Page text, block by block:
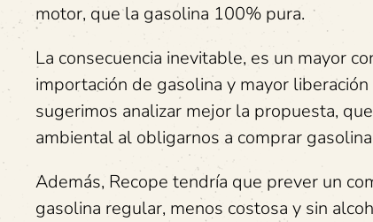
motor, que la gasolina 100% pura.
La consecuencia inevitable, es un mayor
importación de gasolina y mayor
sugerimos analizar mejor la propuesta,
ambiental al obligarnos a comprar
Además, Recope tendría que prever un
gasolina regular, menos costosa y sin